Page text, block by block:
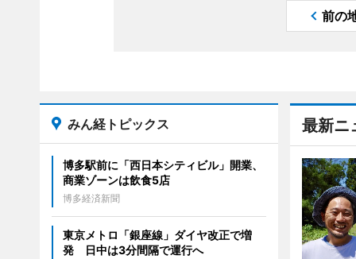
前の
最新ニ
みん経トピックス
博多駅前に「西日本シティビル」開業、
商業ゾーンは飲食5店
博多経済新聞
東京メトロ「銀座線」ダイヤ改正で増
発 日中は3分間隔で運行へ